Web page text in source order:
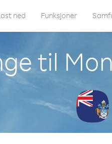
ned Funksjoner
til